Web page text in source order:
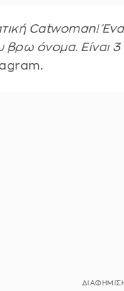
Catwoman!
όνομα. Είναι